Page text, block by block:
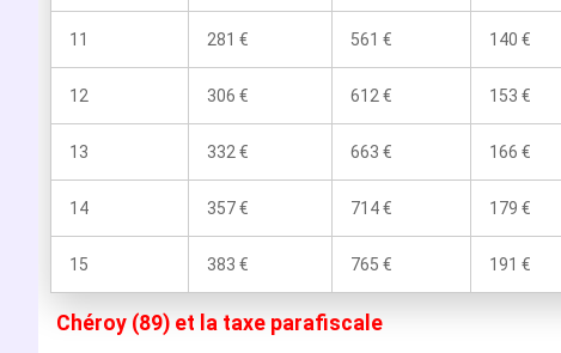
11 281 € 561 € 140 €
12 306 € 612 € 153 €
13 332 € 663 € 166 €
14 357 € 714 € 179 €
15 383 € 765 € 191 €
Chéroy (89) et la taxe parafiscale